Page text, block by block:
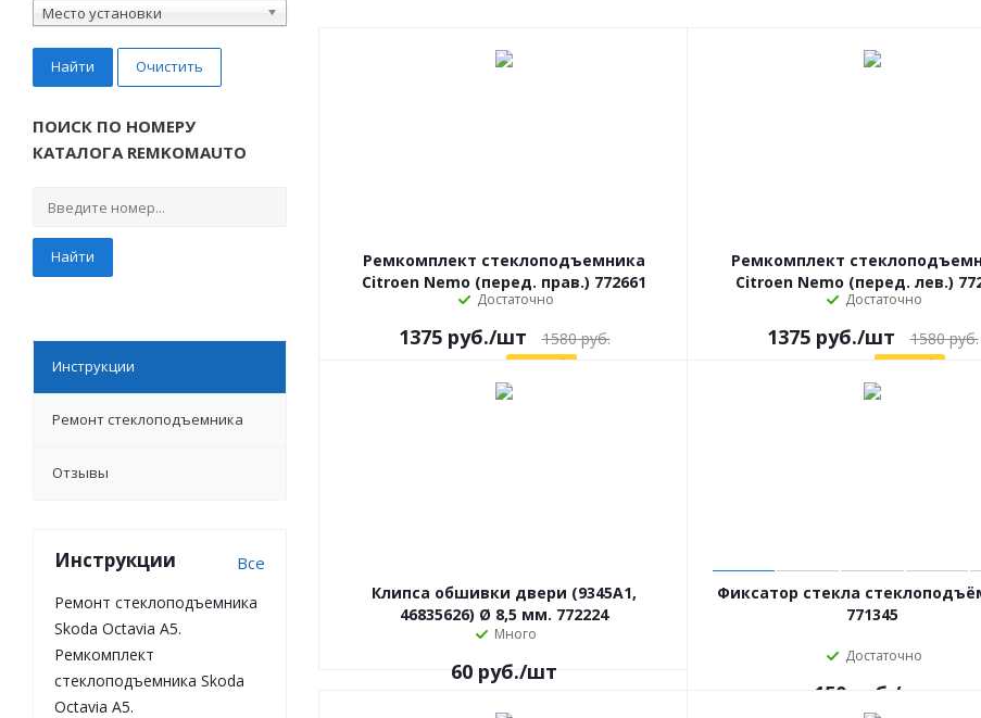
Место установки
Найти Очистить
ПОИСК ПО НОМЕРУ
КАТАЛОГА REMKOMAUTO
Найти
Инструкции
Ремонт стеклоподъемника
Отзывы
Инструкции Все
Ремонт стеклоподъемника
Skoda Octavia A5.
Ремкомплект
стеклоподъемника Skoda
Octavia A5.
Ремкомплект стеклоподъемника
Citroen Nemo (перед. прав.) 772661
Достаточно
1375руб./шт 1580руб.
205руб.
Ремкомплект
Citroen Nemo (перед. лев.)
Достаточно
1375руб./шт 1580руб.
205руб.
Клипса обшивки двери (9345A1,
46835626) Ø 8,5 мм. 772224
Много
60 руб./шт
Фиксатор стекла
771345
Достаточно
150 руб. /шт